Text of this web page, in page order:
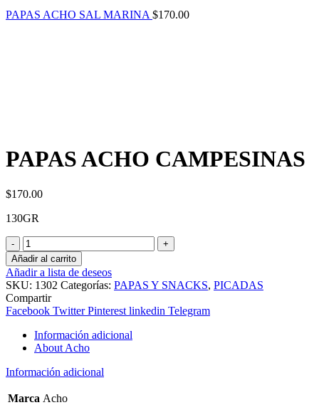
PAPAS ACHO SAL MARINA $170.00
PAPAS ACHO CAMPESINAS
$170.00
130GR
PAPAS
ACHO
CAMPESINAS
cantidad
Añadir al carrito
Añadir a lista de deseos
SKU: 1302 Categorías: PAPAS Y SNACKS, PICADAS
Compartir
Facebook Twitter Pinterest linkedin Telegram
Información adicional
About Acho
Información adicional
Marca Acho